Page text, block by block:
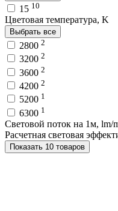
15 10
Цветовая температура, K
Выбрать все
2800 2
3200 2
3600 2
4200 2
5200 1
6300 1
Световой поток на 1м, lm/
Расчетная световая
Показать 10 товаров